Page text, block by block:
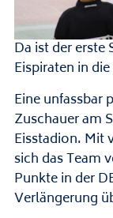
Da ist der erste
Eispiraten in
Eine unfassbar
Zuschauer am
Eisstadion. Mit
sich das Team
Punkte in der
Verlängerung